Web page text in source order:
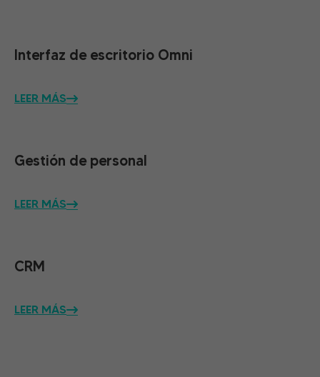
Interfaz de escritorio Omni
LEER MÁS
Gestión de personal
LEER MÁS
CRM
LEER MÁS